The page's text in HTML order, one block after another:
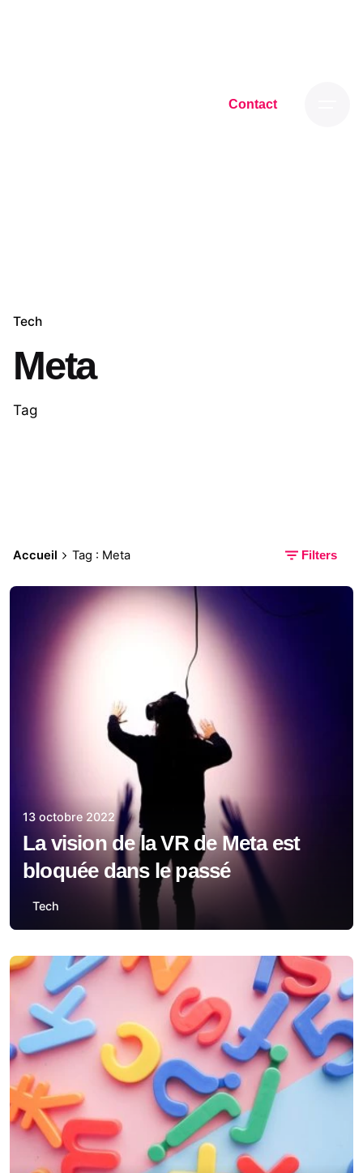
Contact
Tech
Meta
Tag
Accueil Tag : Meta Filters
13 octobre 2022
La vision de la VR de Meta est
bloquée dans le passé
Tech